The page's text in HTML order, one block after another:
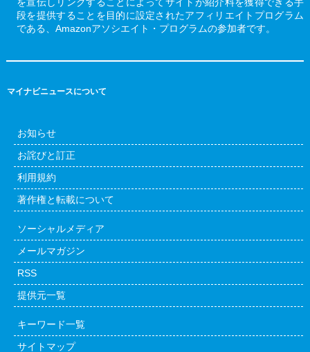
段を提供することを目的に設定されたアフィリエイトプログラム
である、Amazonアソシエイト・プログラムの参加者です。
マイナビニュースについて
お知らせ
お詫びと訂正
利用規約
著作権と転載について
ソーシャルメディア
メールマガジン
RSS
提供元一覧
キーワード一覧
サイトマップ